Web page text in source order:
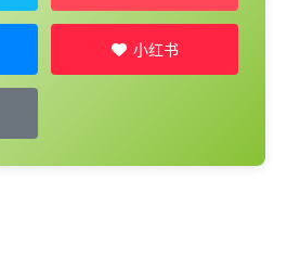
小红书